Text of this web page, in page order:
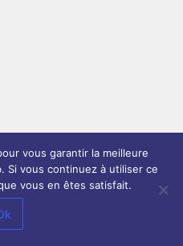
vous garantir la meilleure
Si vous continuez à utiliser ce
vous en êtes satisfait.